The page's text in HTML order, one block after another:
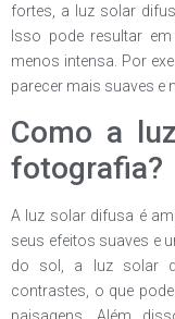
fortes, a luz solar
Isso pode resultar
menos intensa. Por
parecer mais suaves e
Como a
fotografia?
A luz solar difusa é
seus efeitos suaves e
do sol, a luz solar
contrastes, o que